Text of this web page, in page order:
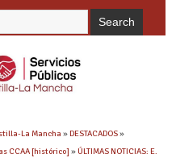
La Mancha »DESTACADOS»
CCAA [histórico] »ÚLTIMAS NOTICIAS: E.